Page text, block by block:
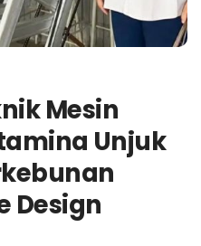
Mesin
Unjuk
Design